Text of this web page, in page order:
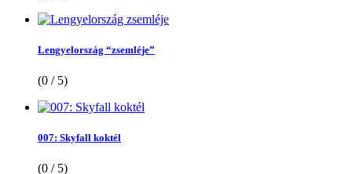
Lengyelország “zsemléje”
(0 / 5)
007: Skyfall koktél
(0 / 5)